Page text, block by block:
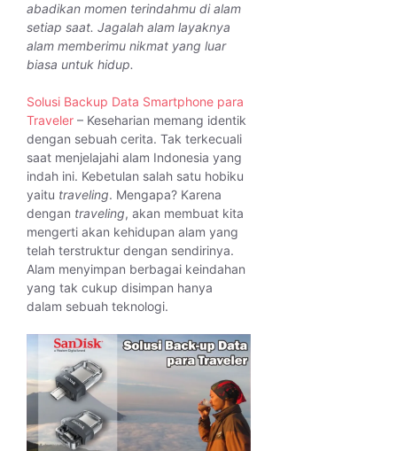
abadikan momen terindahmu di alam
setiap saat. Jagalah alam layaknya
alam memberimu nikmat yang luar
biasa untuk hidup.
Solusi Backup Data Smartphone para
Traveler – Keseharian memang identik
dengan sebuah cerita. Tak terkecuali
saat menjelajahi alam Indonesia yang
indah ini. Kebetulan salah satu hobiku
yaitu traveling. Mengapa? Karena
dengan traveling, akan membuat kita
mengerti akan kehidupan alam yang
telah terstruktur dengan sendirinya.
Alam menyimpan berbagai keindahan
yang tak cukup disimpan hanya
dalam sebuah teknologi.